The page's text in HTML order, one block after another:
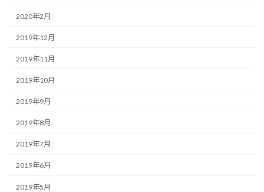
2020年2月
2019年12月
2019年11月
2019年10月
2019年9月
2019年8月
2019年7月
2019年6月
2019年5月